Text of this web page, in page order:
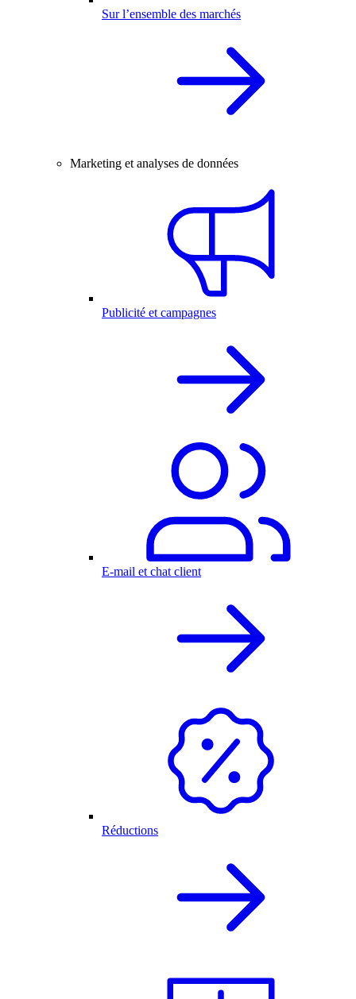
Sur l’ensemble des marchés
Marketing et analyses de données
Publicité et campagnes
E-mail et chat client
Réductions